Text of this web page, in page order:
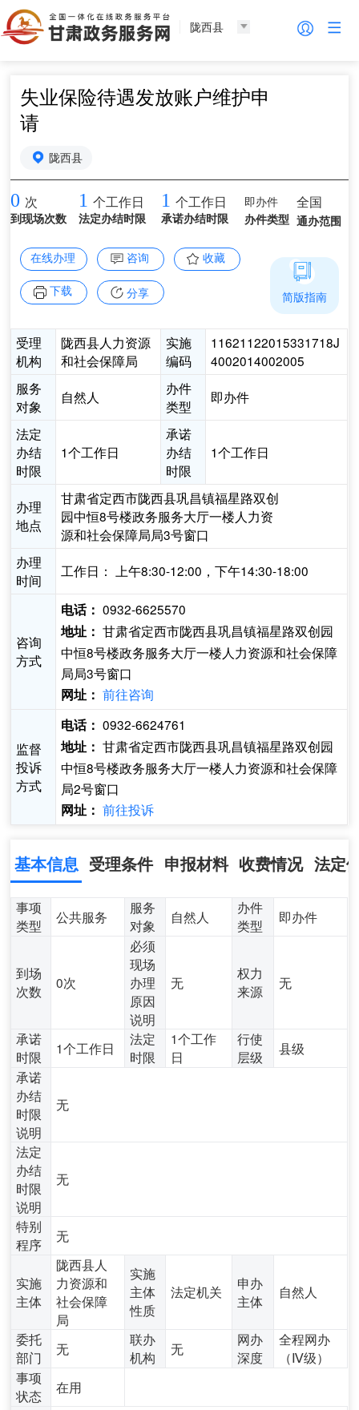
陇西县
失业保险待遇发放账户维护申
请
陇西县
0 次
到现场次数
1 个工作日
法定办结时限
1 个工作日
承诺办结时限
即办件
办件类型
全国
通办范围
在线办理 咨询 收藏
下载 分享
受理
机构
陇西县人力资源
和社会保障局
实施
编码
11621122015331718J
4002014002005
服务
对象
自然人
办件
类型
即办件
法定
办结
时限
1个工作日
承诺
办结
时限
1个工作日
办理
地点
甘肃省定西市陇西县巩昌镇福星路双创
园中恒8号楼政务服务大厅一楼人力资
源和社会保障局局3号窗口
办理
时间
工作日： 上午8:30-12:00，下午14:30-18:00
咨询
方式
电话： 0932-6625570
地址： 甘肃省定西市陇西县巩昌镇福星路双创园
中恒8号楼政务服务大厅一楼人力资源和社会保障
局局3号窗口
网址： 前往咨询
监督
投诉
方式
电话： 0932-6624761
地址： 甘肃省定西市陇西县巩昌镇福星路双创园
中恒8号楼政务服务大厅一楼人力资源和社会保障
局2号窗口
网址： 前往投诉
简版指南
基本信息 受理条件 申报材料 收费情况 法定
事项
类型
公共服务
服务
对象
自然人
办件
类型
即办件
到场
次数
0次
必须
现场
办理
原因
说明
无
权力
来源
无
承诺
时限
1个工作日
法定
时限
1个工作
日
行使
层级
县级
承诺
办结
时限
说明
无
法定
办结
时限
说明
无
特别
程序
无
实施
主体
陇西县人
力资源和
社会保障
局
实施
主体
性质
法定机关
申办
主体
自然人
委托
部门
无
联办
机构
无
网办
深度
全程网办
（Ⅳ级）
事项
状态
在用